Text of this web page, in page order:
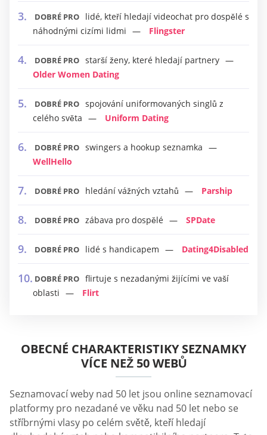
DOBRÉ PRO
lidé, kteří hledají videochat pro dospělé s
náhodnými cizími lidmi
Flingster
DOBRÉ PRO starší ženy, které hledají partnery
Older Women Dating
DOBRÉ PRO spojování uniformovaných singlů z
celého světa
Uniform Dating
DOBRÉ PRO swingers a hookup seznamka
WellHello
DOBRÉ PRO hledání vážných vztahů Parship
DOBRÉ PRO zábava pro dospělé SPDate
DOBRÉ PRO lidé s handicapem Dating4Disabled
DOBRÉ PRO flirtuje s nezadanými žijícími ve vaší
oblasti
Flirt
OBECNÉ CHARAKTERISTIKY SEZNAMKY
VÍCE NEŽ 50 WEBŮ
Seznamovací weby nad 50 let jsou online seznamovací
platformy pro nezadané ve věku nad 50 let nebo se
stříbrnými vlasy po celém světě, kteří hledají